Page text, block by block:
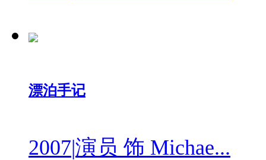
漂泊手记
2007|演员 饰 Michae...